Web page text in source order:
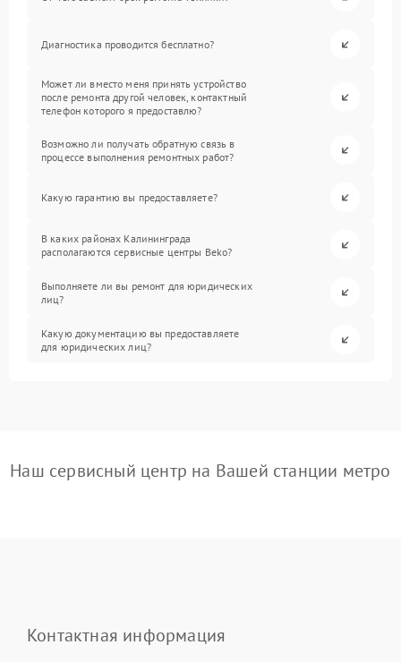
Диагностика проводится бесплатно?
Может ли вместо меня принять устройство
после ремонта другой человек, контактный
телефон которого я предоставлю?
Возможно ли получать обратную связь в
процессе выполнения ремонтных работ?
Какую гарантию вы предоставляете?
В каких районах Калининграда
располагаются сервисные центры Beko?
Выполняете ли вы ремонт для юридических
лиц?
Какую документацию вы предоставляете
для юридических лиц?
Наш сервисный центр на Вашей станции метро
Контактная информация